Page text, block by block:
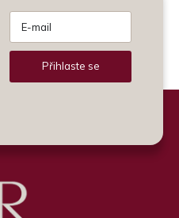
Přihlaste se